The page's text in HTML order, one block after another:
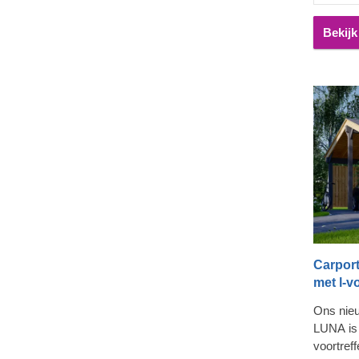
dat u de
bij uw
met l-
Ons
LUNA